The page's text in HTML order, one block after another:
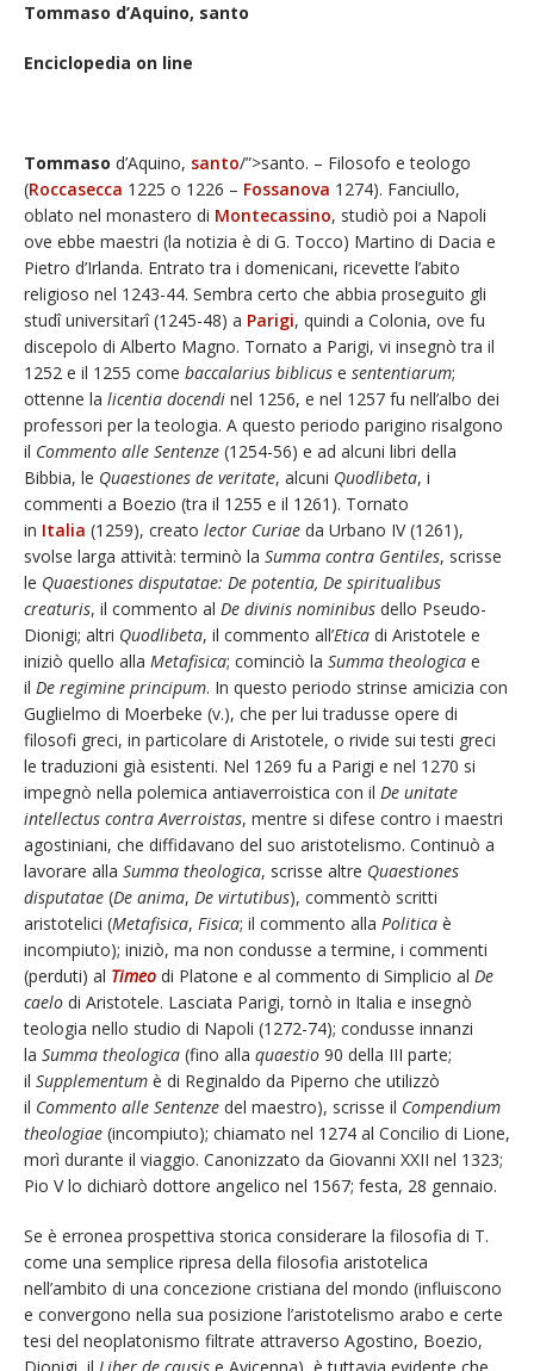
Tommaso d’Aquino, santo
Enciclopedia on line
Tommaso d’Aquino, santo/”>santo. – Filosofo e teologo
(Roccasecca 1225 o 1226 – Fossanova 1274). Fanciullo,
oblato nel monastero di Montecassino, studiò poi a Napoli
ove ebbe maestri (la notizia è di G. Tocco) Martino di Dacia e
Pietro d’Irlanda. Entrato tra i domenicani, ricevette l’abito
religioso nel 1243-44. Sembra certo che abbia proseguito gli
studî universitarî (1245-48) a Parigi, quindi a Colonia, ove fu
discepolo di Alberto Magno. Tornato a Parigi, vi insegnò tra il
1252 e il 1255 come baccalarius biblicus e sententiarum;
ottenne la licentia docendi nel 1256, e nel 1257 fu nell’albo dei
professori per la teologia. A questo periodo parigino risalgono
il Commento alle Sentenze (1254-56) e ad alcuni libri della
Bibbia, le Quaestiones de veritate, alcuni Quodlibeta, i
commenti a Boezio (tra il 1255 e il 1261). Tornato
in Italia (1259), creato lector Curiae da Urbano IV (1261),
svolse larga attività: terminò la Summa contra Gentiles, scrisse
le Quaestiones disputatae: De potentia, De spiritualibus
creaturis, il commento al De divinis nominibus dello Pseudo-
Dionigi; altri Quodlibeta, il commento all’Etica di Aristotele e
iniziò quello alla Metafisica; cominciò la Summa theologica e
il De regimine principum. In questo periodo strinse amicizia con
Guglielmo di Moerbeke (v.), che per lui tradusse opere di
filosofi greci, in particolare di Aristotele, o rivide sui testi greci
le traduzioni già esistenti. Nel 1269 fu a Parigi e nel 1270 si
impegnò nella polemica antiaverroistica con il De unitate
intellectus contra Averroistas, mentre si difese contro i maestri
agostiniani, che diffidavano del suo aristotelismo. Continuò a
lavorare alla Summa theologica, scrisse altre Quaestiones
disputatae (De anima, De virtutibus), commentò scritti
aristotelici (Metafisica, Fisica; il commento alla Politica è
incompiuto); iniziò, ma non condusse a termine, i commenti
(perduti) al Timeo di Platone e al commento di Simplicio al De
caelo di Aristotele. Lasciata Parigi, tornò in Italia e insegnò
teologia nello studio di Napoli (1272-74); condusse innanzi
la Summa theologica (fino alla quaestio 90 della III parte;
il Supplementum è di Reginaldo da Piperno che utilizzò
il Commento alle Sentenze del maestro), scrisse il Compendium
theologiae (incompiuto); chiamato nel 1274 al Concilio di Lione,
morì durante il viaggio. Canonizzato da Giovanni XXII nel 1323;
Pio V lo dichiarò dottore angelico nel 1567; festa, 28 gennaio.
Se è erronea prospettiva storica considerare la filosofia di T.
come una semplice ripresa della filosofia aristotelica
nell’ambito di una concezione cristiana del mondo (influiscono
e convergono nella sua posizione l’aristotelismo arabo e certe
tesi del neoplatonismo filtrate attraverso Agostino, Boezio,
Dionigi, il Liber de causis e Avicenna), è tuttavia evidente che